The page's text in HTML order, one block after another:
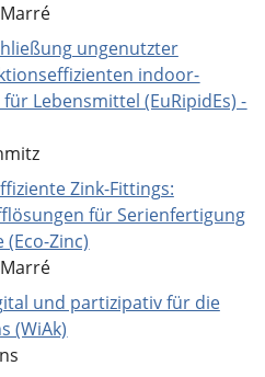
ungenutzter
indoor-
Lebensmittel (EuRipidEs) -
Zink-Fittings:
für Serienfertigung
Zinc)
und partizipativ für die
(WiAk)